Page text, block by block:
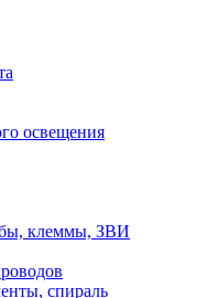
освещения
клеммы, ЗВИ
спираль